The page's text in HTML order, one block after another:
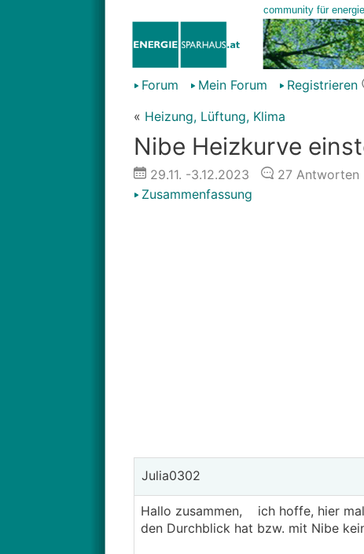
Forum Mein Forum Registrieren
« Heizung, Lüftung, Klima
Nibe Heizkurve
29.11. -3.12.2023 27Antworten
Zusammenfassung
Julia0302
Hallo zusammen, ich hoffe, hier
den Durchblick hat bzw. mit Nibe